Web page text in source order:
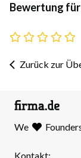
Bewertung
Zurück zur
We
Kontakt: